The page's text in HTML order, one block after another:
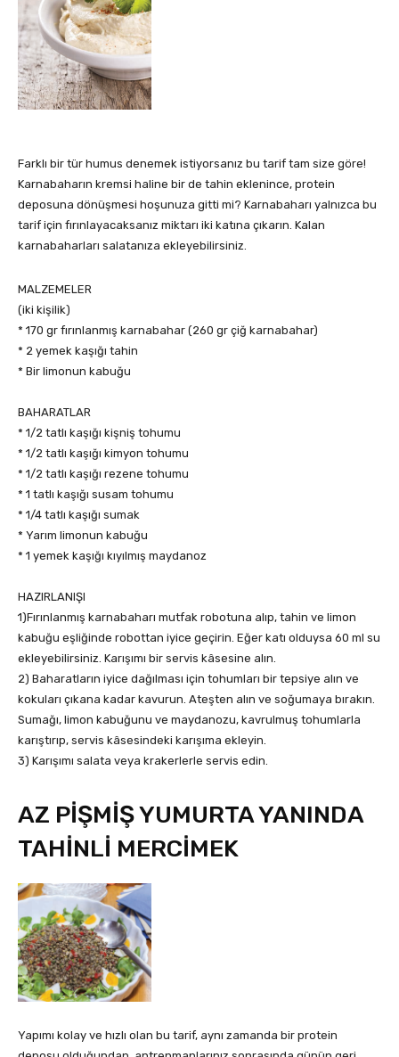
Farklı bir tür humus denemek istiyorsanız bu tarif tam size göre!
Karnabaharın kremsi haline bir de tahin eklenince, protein
deposuna dönüşmesi hoşunuza gitti mi? Karnabaharı yalnızca bu
tarif için fırınlayacaksanız miktarı iki katına çıkarın. Kalan
karnabaharları salatanıza ekleyebilirsiniz.
MALZEMELER
(iki kişilik)
* 170 gr fırınlanmış karnabahar (260 gr çiğ karnabahar)
* 2 yemek kaşığı tahin
* Bir limonun kabuğu
BAHARATLAR
* 1/2 tatlı kaşığı kişniş tohumu
* 1/2 tatlı kaşığı kimyon tohumu
* 1/2 tatlı kaşığı rezene tohumu
* 1 tatlı kaşığı susam tohumu
* 1/4 tatlı kaşığı sumak
* Yarım limonun kabuğu
* 1 yemek kaşığı kıyılmış maydanoz
HAZIRLANIŞI
1)Fırınlanmış karnabaharı mutfak robotuna alıp, tahin ve limon
kabuğu eşliğinde robottan iyice geçirin. Eğer katı olduysa 60 ml su
ekleyebilirsiniz. Karışımı bir servis kâsesine alın.
2) Baharatların iyice dağılması için tohumları bir tepsiye alın ve
kokuları çıkana kadar kavurun. Ateşten alın ve soğumaya bırakın.
Sumağı, limon kabuğunu ve maydanozu, kavrulmuş tohumlarla
karıştırıp, servis kâsesindeki karışıma ekleyin.
3) Karışımı salata veya krakerlerle servis edin.
AZ PİŞMİŞ YUMURTA YANINDA
TAHİNLİ MERCİMEK
Yapımı kolay ve hızlı olan bu tarif, aynı zamanda bir protein